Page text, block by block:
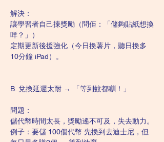
解決：
讓學習者自己揀獎勵（問佢：「儲夠貼紙想換
咩？」）
定期更新後援強化（今日換薯片，聽日換多
10分鐘 iPad）。
B. 兌換延遲太耐 → 「等到蚊都瞓！」
問題：
儲代幣時間太長，獎勵遙不可及，失去動力。
例子：要儲 100個代幣 先換到去迪士尼，但